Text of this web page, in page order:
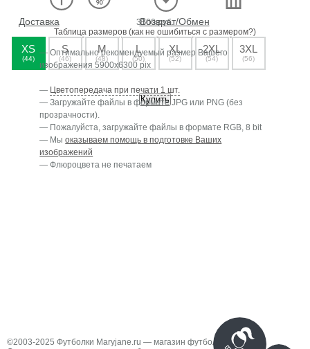
3100руб.
Таблица размеров (как не ошибиться с размером?)
XS
(44)
S
(46)
M
(48)
L
(50)
XL
(52)
2XL
(54)
3XL
(56)
Купить
Доставка Возврат/Обмен
— Оптимально рекомендуемый размер Вашего
изображения 5900х6300 pix
— Цветопередача при печати 1 шт.
— Загружайте файлы в формате JPG или PNG (без
прозрачности).
— Пожалуйста, загружайте файлы в формате RGB, 8 bit
— Мыоказываем помощь в подготовке Ваших
изображений
— Флюроцвета не печатаем
©2003-2025 Футболки Maryjane.ru — магазин футболок #1.